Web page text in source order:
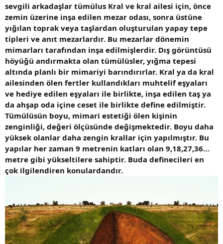
a
t
a
n
a
r
i
h
i
sevgili arkadaşlar tümülus Kral ve kral ailesi için, önce
zemin üzerine inşa edilen mezar odası, sonra üstüne
yığılan toprak veya taşlardan oluşturulan yapay tepe
tipleri ve anıt mezarlardır. Bu mezarlar dönemin
mimarları tarafından inşa edilmişlerdir. Dış görüntüsü
höyüğü andırmakta olan tümülüsler, yığma tepesi
altında planlı bir mimariyi barındırırlar. Kral ya da kral
ailesinden ölen fertler kullandıkları muhtelif eşyaları
ve hediye edilen eşyaları ile birlikte, inşa edilen taş ya
da ahşap oda içine ceset ile birlikte define edilmiştir.
Tümülüsün boyu, mimari estetiği ölen kişinin
zenginliği, değeri ölçüsünde değişmektedir. Boyu daha
yüksek olanlar daha zengin krallar için yapılmıştır. Bu
yapılar her zaman 9 metrenin katları olan 9,18,27,36…
metre gibi yükseltilere sahiptir. Buda definecileri en
çok ilgilendiren konulardandır.